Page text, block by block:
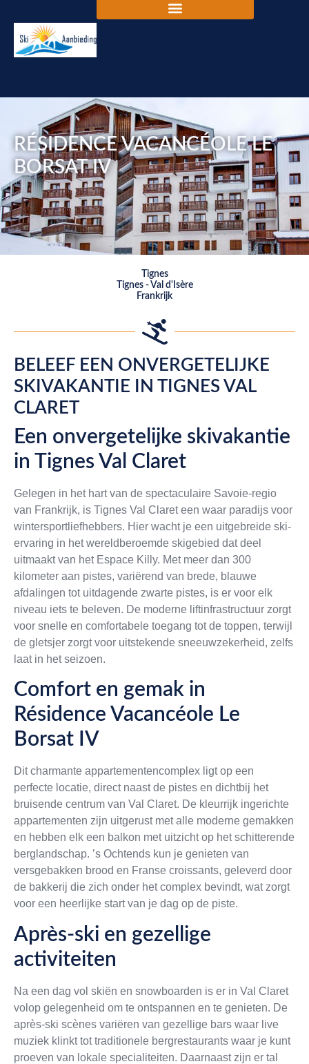
RÉSIDENCE VACANCÉOLE LE
BORSAT IV
Tignes
Tignes - Val d'Isère
Frankrijk
BELEEF EEN ONVERGETELIJKE
SKIVAKANTIE IN TIGNES VAL
CLARET
Een onvergetelijke skivakantie
in Tignes Val Claret
Gelegen in het hart van de spectaculaire Savoie-regio
van Frankrijk, is Tignes Val Claret een waar paradijs voor
wintersportliefhebbers. Hier wacht je een uitgebreide ski-
ervaring in het wereldberoemde skigebied dat deel
uitmaakt van het Espace Killy. Met meer dan 300
kilometer aan pistes, variërend van brede, blauwe
afdalingen tot uitdagende zwarte pistes, is er voor elk
niveau iets te beleven. De moderne liftinfrastructuur zorgt
voor snelle en comfortabele toegang tot de toppen, terwijl
de gletsjer zorgt voor uitstekende sneeuwzekerheid, zelfs
laat in het seizoen.
Comfort en gemak in
Résidence Vacancéole Le
Borsat IV
Dit charmante appartementencomplex ligt op een
perfecte locatie, direct naast de pistes en dichtbij het
bruisende centrum van Val Claret. De kleurrijk ingerichte
appartementen zijn uitgerust met alle moderne gemakken
en hebben elk een balkon met uitzicht op het schitterende
berglandschap. ’s Ochtends kun je genieten van
versgebakken brood en Franse croissants, geleverd door
de bakkerij die zich onder het complex bevindt, wat zorgt
voor een heerlijke start van je dag op de piste.
Après-ski en gezellige
activiteiten
Na een dag vol skiën en snowboarden is er in Val Claret
volop gelegenheid om te ontspannen en te genieten. De
après-ski scènes variëren van gezellige bars waar live
muziek klinkt tot traditionele bergrestaurants waar je kunt
proeven van lokale specialiteiten. Daarnaast zijn er tal